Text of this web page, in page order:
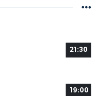
21:30
19:00